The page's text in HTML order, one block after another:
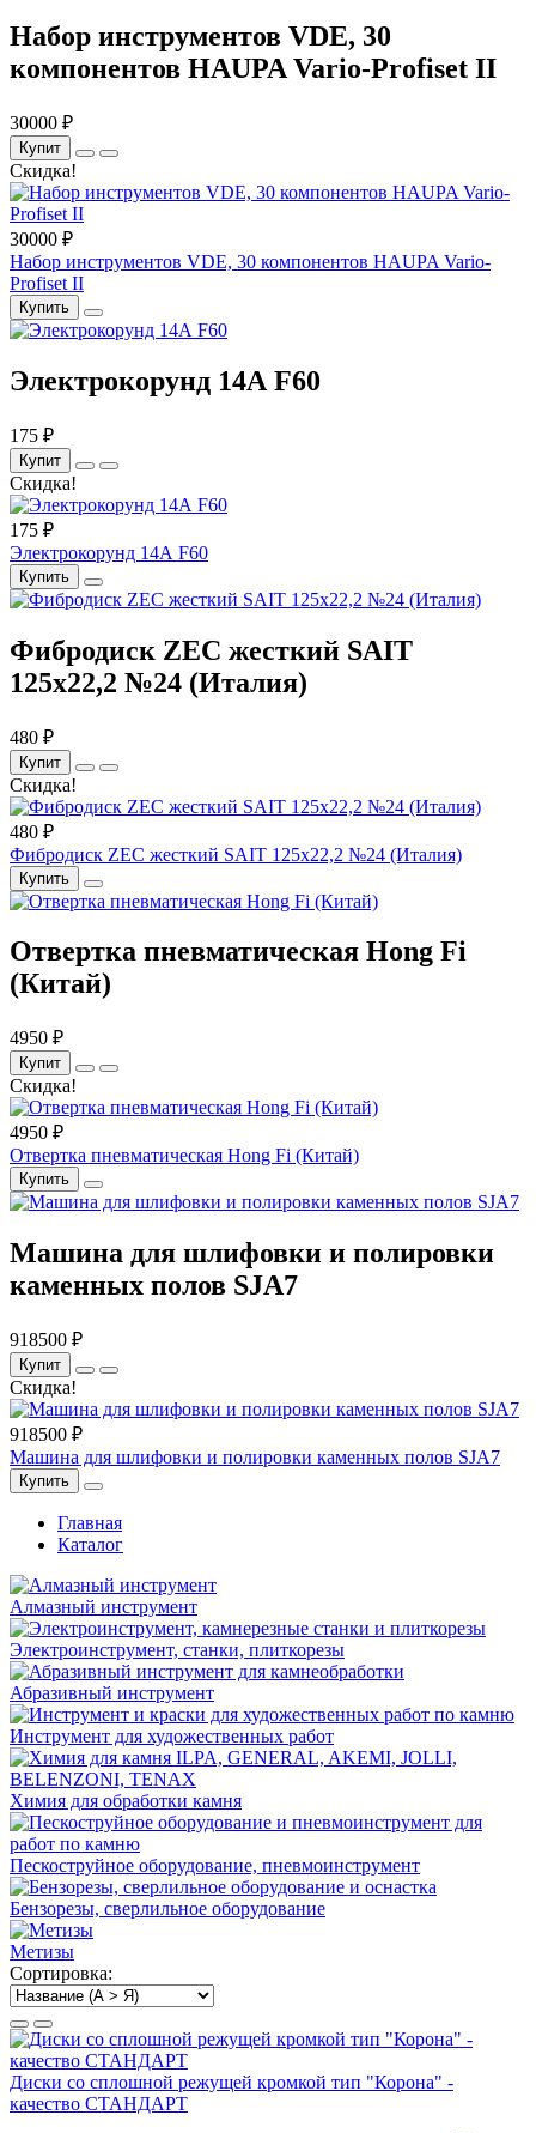
Набор инструментов VDE, 30
компонентов HAUPA Vario-Profiset II
30000 ₽
Купит
Скидка!
30000 ₽
Набор инструментов VDE, 30 компонентов HAUPA Vario-
Profiset II
Купить
Электрокорунд 14А F60
175 ₽
Купит
Скидка!
175 ₽
Электрокорунд 14А F60
Купить
Фибродиск ZEC жесткий SAIT
125х22,2 №24 (Италия)
480 ₽
Купит
Скидка!
480 ₽
Фибродиск ZEC жесткий SAIT 125х22,2 №24 (Италия)
Купить
Отвертка пневматическая Hong Fi
(Китай)
4950 ₽
Купит
Скидка!
4950 ₽
Отвертка пневматическая Hong Fi (Китай)
Купить
Машина для шлифовки и полировки
каменных полов SJA7
918500 ₽
Купит
Скидка!
918500 ₽
Машина для шлифовки и полировки каменных полов SJA7
Купить
Главная
Каталог
Алмазный инструмент
Электро­инструмент, станки, плиткорезы
Абразивный инструмент
Инструмент для художественных работ
Химия для обработки камня
Пескоструйное оборудование, пневмоинструмент
Бензорезы, сверлильное оборудование
Метизы
Сортировка:
Диски со сплошной режущей кромкой тип "Корона" -
качество СТАНДАРТ